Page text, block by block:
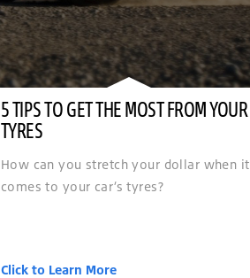
5 TIPS TO GET THE MOST FROM YOUR
TYRES
How can you stretch your dollar when it
comes to your car’s tyres?
Click to Learn More